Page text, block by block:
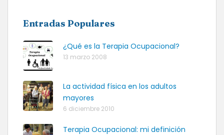
Entradas Populares
¿Qué es la Terapia Ocupacional?
13 marzo 2008
La actividad física en los adultos
mayores
6 diciembre 2010
Terapia Ocupacional: mi definición